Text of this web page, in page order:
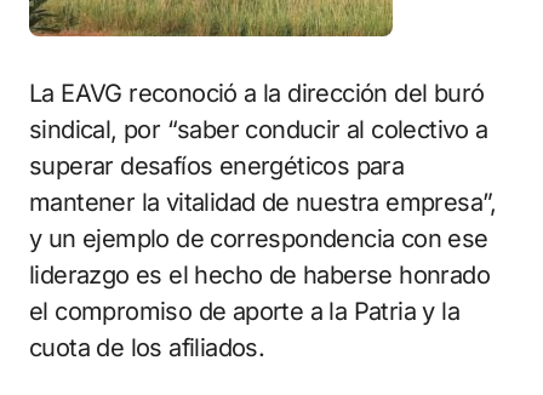
La EAVG reconoció a la dirección del buró
sindical, por “saber conducir al colectivo a
superar desafíos energéticos para
mantener la vitalidad de nuestra empresa”,
y un ejemplo de correspondencia con ese
liderazgo es el hecho de haberse honrado
el compromiso de aporte a la Patria y la
cuota de los afiliados.